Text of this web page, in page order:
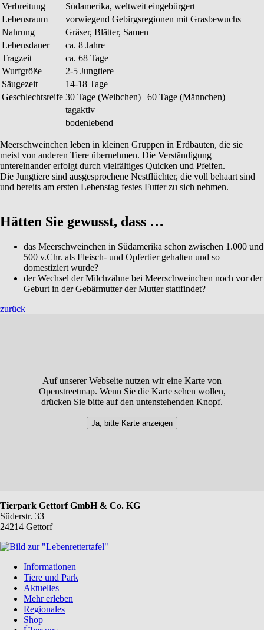
Verbreitung
Südamerika, weltweit eingebürgert
Lebensraum
vorwiegend Gebirgsregionen mit Grasbewuchs
Nahrung
Gräser, Blätter, Samen
Lebensdauer
ca. 8 Jahre
Tragzeit
ca. 68 Tage
Wurfgröße
2-5 Jungtiere
Säugezeit
14-18 Tage
Geschlechtsreife 30 Tage (Weibchen) | 60 Tage (Männchen)
tagaktiv
bodenlebend
Meerschweinchen leben in kleinen Gruppen in Erdbauten, die sie
meist von anderen Tiere übernehmen. Die Verständigung
untereinander erfolgt durch vielfältiges Quicken und Pfeifen.
Die Jungtiere sind ausgesprochene Nestflüchter, die voll behaart sind
und bereits am ersten Lebenstag festes Futter zu sich nehmen.
Hätten Sie gewusst, dass …
das Meerschweinchen in Südamerika schon zwischen 1.000 und
500 v.Chr. als Fleisch- und Opfertier gehalten und so
domestiziert wurde?
der Wechsel der Milchzähne bei Meerschweinchen noch vor der
Geburt in der Gebärmutter der Mutter stattfindet?
zurück
Auf unserer Webseite nutzen wir eine Karte von
Openstreetmap. Wenn Sie die Karte sehen wollen,
drücken Sie bitte auf den untenstehenden Knopf.
Ja, bitte Karte anzeigen
Tierpark Gettorf GmbH & Co. KG
Süderstr. 33
24214 Gettorf
Navigation
überspringen
Informationen
Tiere und Park
Aktuelles
Mehr erleben
Regionales
Shop